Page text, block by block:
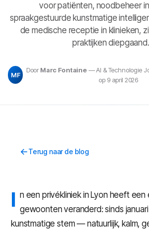
voor patiënten, noodbeheer
spraakgestuurde kunstmatige
de medische receptie in klinieken,
praktijken diepgaand.
MF
DoorMarc Fontaine — AI & Technologie
op 9 april 2026
Terug naar de blog
I n een privékliniek in Lyon heeft een
gewoonten veranderd: sinds
kunstmatige stem — natuurlijk, kalm,